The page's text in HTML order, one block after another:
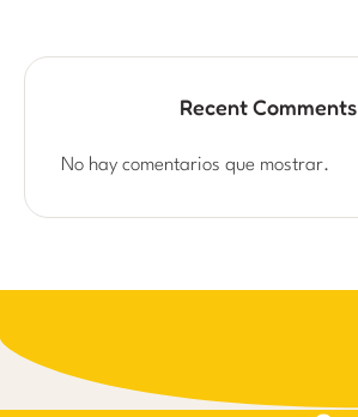
Recent Comments
No hay comentarios que mostrar.